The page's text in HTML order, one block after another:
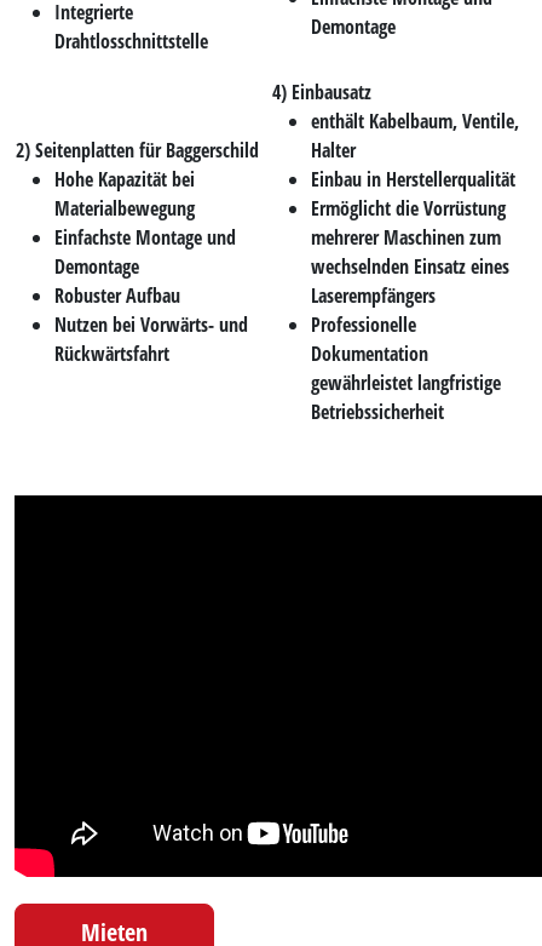
Integrierte
Drahtlosschnittstelle
Demontage
2) Seitenplatten für Baggerschild
Hohe Kapazität bei
Materialbewegung
Einfachste Montage und
Demontage
Robuster Aufbau
Nutzen bei Vorwärts- und
Rückwärtsfahrt
4) Einbausatz
enthält Kabelbaum, Ventile,
Halter
Einbau in Herstellerqualität
Ermöglicht die Vorrüstung
mehrerer Maschinen zum
wechselnden Einsatz eines
Laserempfängers
Professionelle
Dokumentation
gewährleistet langfristige
Betriebssicherheit
Mieten